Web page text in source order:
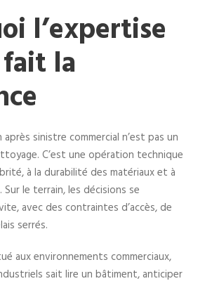
l’expertise
la
sinistre commercial n’est pas un
C’est une opération technique
à la durabilité des matériaux et à
Sur le terrain, les décisions se
avec des contraintes d’accès, de
serrés.
aux environnements commerciaux,
sait lire un bâtiment, anticiper